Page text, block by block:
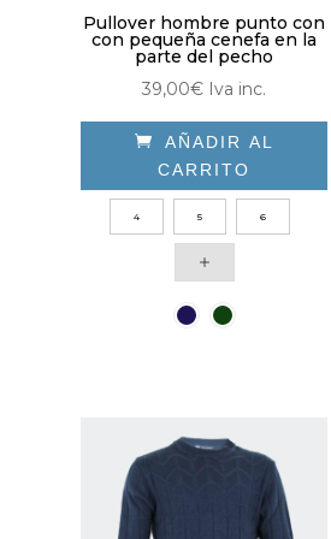
Pullover hombre punto con
con pequeña cenefa en la
parte del pecho
39,00€ Iva inc.
 AÑADIR AL
CARRITO
Este
producto
tiene
variantes.
pueden
4 5 6